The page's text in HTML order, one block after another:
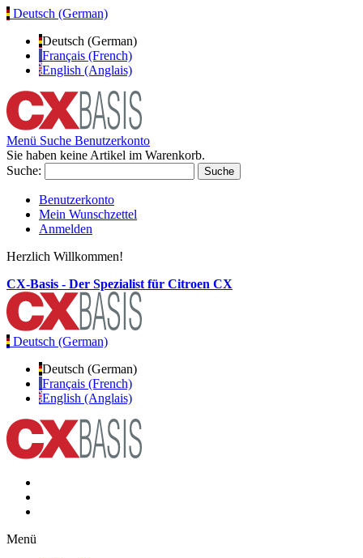
Deutsch (German)
Deutsch (German)
Français (French)
English (Anglais)
Menü Suche Benutzerkonto
Sie haben keine Artikel im Warenkorb.
Suche:
Suche
Benutzerkonto
Mein Wunschzettel
Anmelden
Herzlich Willkommen!
CX-Basis - Der Spezialist für Citroen CX
Deutsch (German)
Deutsch (German)
Français (French)
English (Anglais)
Menü